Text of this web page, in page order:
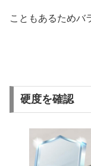
こともあるためバ
硬度を確認